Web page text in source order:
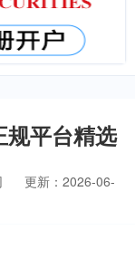
规平台精选
更新：2026-06-